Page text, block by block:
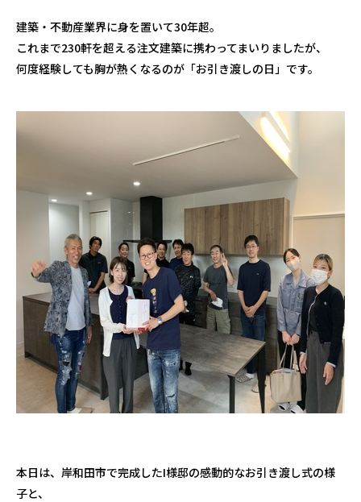
建築・不動産業界に身を置いて30年超。
これまで230軒を超える注文建築に携わってまいりましたが、
何度経験しても胸が熱くなるのが「お引き渡しの日」です。
本日は、岸和田市で完成したI様邸の感動的なお引き渡し式の様
子と、